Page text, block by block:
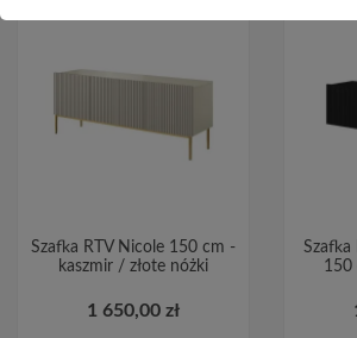
Szafka RTV Nicole 150 cm -
kaszmir / złote nóżki
1 650,00 zł
Szafka
150